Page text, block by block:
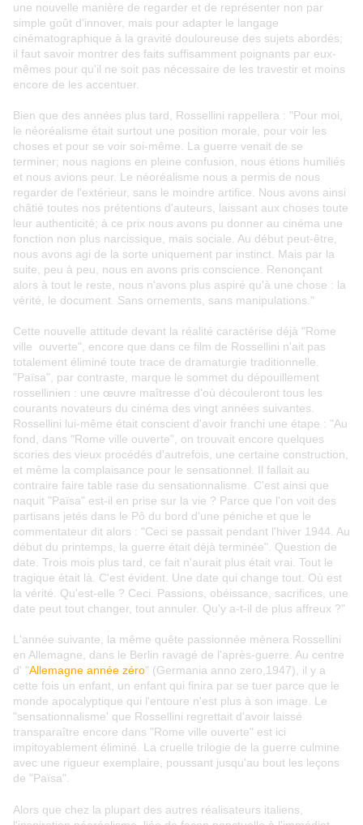
une nouvelle manière de regarder et de représenter non par
simple goût d'innover, mais pour adapter le langage
cinématographique à la gravité douloureuse des sujets abordés;
il faut savoir montrer des faits suffisamment poignants par eux-
mêmes pour qu'il ne soit pas nécessaire de les travestir et moins
encore de les accentuer.
Bien que des années plus tard, Rossellini rappellera : "Pour moi,
le néoréalisme était surtout une position morale, pour voir les
choses et pour se voir soi-même. La guerre venait de se
terminer; nous nagions en pleine confusion, nous étions humiliés
et nous avions peur. Le néoréalisme nous a permis de nous
regarder de l'extérieur, sans le moindre artifice. Nous avons ainsi
châtié toutes nos prétentions d'auteurs, laissant aux choses toute
leur authenticité; à ce prix nous avons pu donner au cinéma une
fonction non plus narcissique, mais sociale. Au début peut-être,
nous avons agi de la sorte uniquement par instinct. Mais par la
suite, peu à peu, nous en avons pris conscience. Renonçant
alors à tout le reste, nous n'avons plus aspiré qu'à une chose : la
vérité, le document. Sans ornements, sans manipulations."
Cette nouvelle attitude devant la réalité caractérise déjà "Rome
ville ouverte", encore que dans ce film de Rossellini n'ait pas
totalement éliminé toute trace de dramaturgie traditionnelle.
"Païsa", par contraste, marque le sommet du dépouillement
rossellinien : une œuvre maîtresse d'où découleront tous les
courants novateurs du cinéma des vingt années suivantes.
Rossellini lui-même était conscient d'avoir franchi une étape : "Au
fond, dans "Rome ville ouverte", on trouvait encore quelques
scories des vieux procédés d'autrefois, une certaine construction,
et même la complaisance pour le sensationnel. Il fallait au
contraire faire table rase du sensationnalisme. C'est ainsi que
naquit "Païsa" est-il en prise sur la vie ? Parce que l'on voit des
partisans jetés dans le Pô du bord d'une péniche et que le
commentateur dit alors : "Ceci se passait pendant l'hiver 1944. Au
début du printemps, la guerre était déjà terminée". Question de
date. Trois mois plus tard, ce fait n'aurait plus était vrai. Tout le
tragique était là. C'est évident. Une date qui change tout. Où est
la vérité. Qu'est-elle ? Ceci. Passions, obéissance, sacrifices, une
date peut tout changer, tout annuler. Qu'y a-t-il de plus affreux ?"
L'année suivante, la même quête passionnée mènera Rossellini
en Allemagne, dans le Berlin ravagé de l'après-guerre. Au centre
d' "Allemagne année zéro" (Germania anno zero,1947), il y a
cette fois un enfant, un enfant qui finira par se tuer parce que le
monde apocalyptique qui l'entoure n'est plus à son image. Le
"sensationnalisme' que Rossellini regrettait d'avoir laissé
transparaître encore dans "Rome ville ouverte" est ici
impitoyablement éliminé. La cruelle trilogie de la guerre culmine
avec une rigueur exemplaire, poussant jusqu'au bout les leçons
de "Païsa".
Alors que chez la plupart des autres réalisateurs italiens,